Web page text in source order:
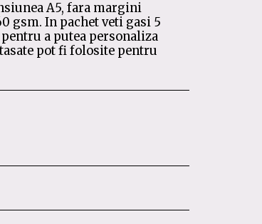
A5, fara margini
gsm. In pachet veti gasi 5
a putea personaliza
pot fi folosite pentru